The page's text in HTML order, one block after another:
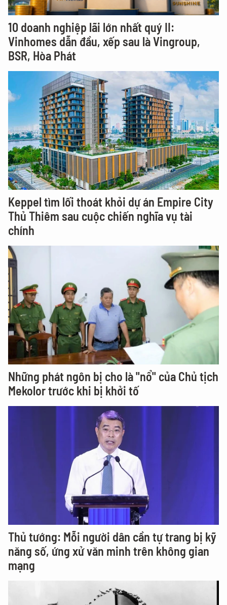
10 doanh nghiệp lãi lớn nhất quý II:
Vinhomes dẫn đầu, xếp sau là Vingroup,
BSR, Hòa Phát
Keppel tìm lối thoát khỏi dự án Empire City
Thủ Thiêm sau cuộc chiến nghĩa vụ tài
chính
Những phát ngôn bị cho là "nổ" của Chủ tịch
Mekolor trước khi bị khởi tố
Thủ tướng: Mỗi người dân cần tự trang bị kỹ
năng số, ứng xử văn minh trên không gian
mạng